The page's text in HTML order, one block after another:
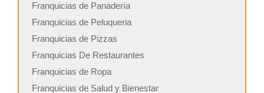
Franquicias de Panadería
Franquicias de Peluqueria
Franquicias de Pizzas
Franquicias De Restaurantes
Franquicias de Ropa
Franquicias de Salud y Bienestar